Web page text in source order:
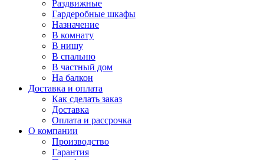
Раздвижные
Гардеробные шкафы
Назначение
В комнату
В нишу
В спальню
В частный дом
На балкон
Доставка и оплата
Как сделать заказ
Доставка
Оплата и рассрочка
О компании
Производство
Гарантия